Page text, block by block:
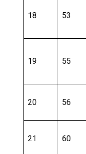
18 53
19 55
20 56
21 60